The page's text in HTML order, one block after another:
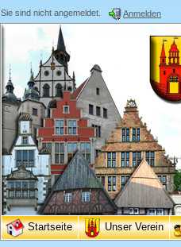
Sie sind nicht angemeldet. Anmelden
Startseite Unser Verein